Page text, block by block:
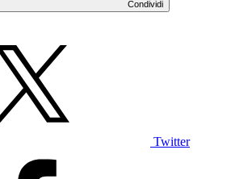
Condividi
Twitter